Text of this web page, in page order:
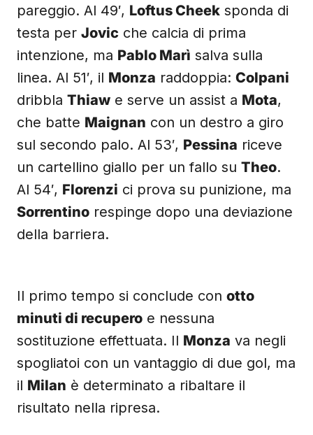
pareggio. Al 49′, Loftus Cheek sponda di
testa per Jovic che calcia di prima
intenzione, ma Pablo Marì salva sulla
linea. Al 51′, il Monza raddoppia: Colpani
dribbla Thiaw e serve un assist a Mota,
che batte Maignan con un destro a giro
sul secondo palo. Al 53′, Pessina riceve
un cartellino giallo per un fallo su Theo.
Al 54′, Florenzi ci prova su punizione, ma
Sorrentino respinge dopo una deviazione
della barriera.
Il primo tempo si conclude con otto
minuti di recupero e nessuna
sostituzione effettuata. Il Monza va negli
spogliatoi con un vantaggio di due gol, ma
il Milan è determinato a ribaltare il
risultato nella ripresa.